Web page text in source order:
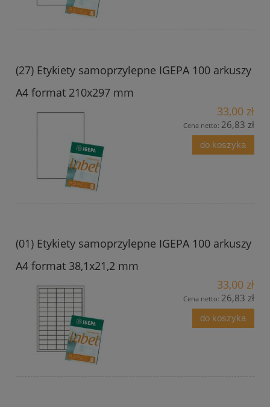
(27) Etykiety samoprzylepne IGEPA 100 arkuszy
A4 format 210x297 mm
33,00 zł
Cena netto: 26,83 zł
do koszyka
(01) Etykiety samoprzylepne IGEPA 100 arkuszy
A4 format 38,1x21,2 mm
33,00 zł
Cena netto: 26,83 zł
do koszyka